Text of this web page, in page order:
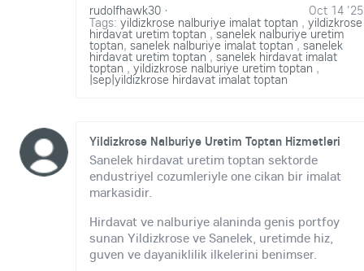
rudolfhawk30 Oct 14 '25
·
Tags: yildizkrose nalburiye imalat toptan , yildizkrose
hirdavat uretim toptan ,sanelek nalburiye uretim
toptan, sanelek nalburiye imalat toptan, sanelek
hirdavat uretim toptan, sanelek hirdavat imalat
toptan , yildizkrose nalburiye uretim toptan ,
|sep|yildizkrose hirdavat imalat toptan
Yildizkrose Nalburiye Uretim Toptan Hizmetleri
Sanelek hirdavat uretim toptan sektorde
endustriyel cozumleriyle one cikan bir imalat
markasidir.
Hirdavat ve nalburiye alaninda genis portfoy
sunan Yildizkrose ve Sanelek, uretimde hiz,
guven ve dayaniklilik ilkelerini benimser.